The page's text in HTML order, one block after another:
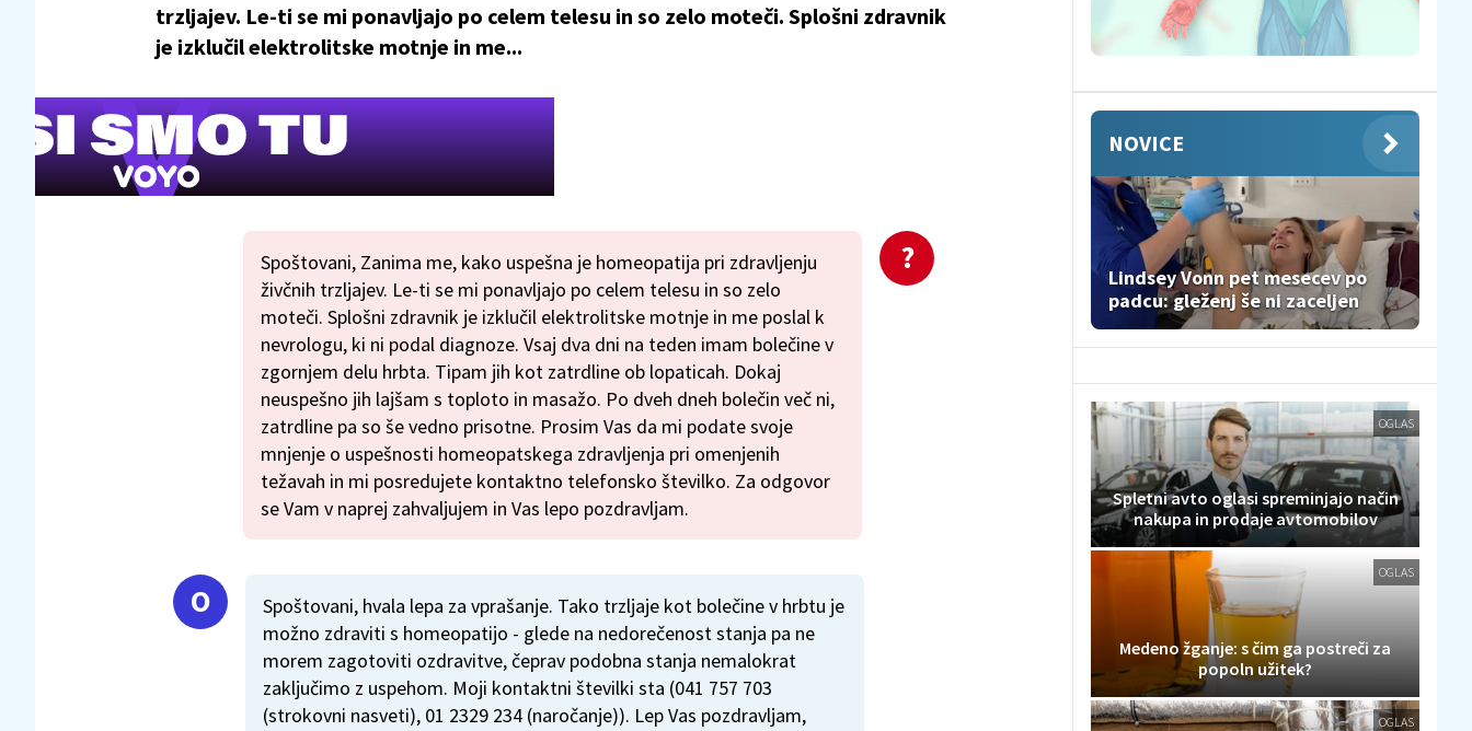
trzljajev. Le-ti se mi ponavljajo po celem telesu in so zelo moteči. Splošni zdravnik
je izklučil elektrolitske motnje in me...
Spoštovani, Zanima me, kako uspešna je homeopatija pri zdravljenju
živčnih trzljajev. Le-ti se mi ponavljajo po celem telesu in so zelo
moteči. Splošni zdravnik je izklučil elektrolitske motnje in me poslal k
nevrologu, ki ni podal diagnoze. Vsaj dva dni na teden imam bolečine v
zgornjem delu hrbta. Tipam jih kot zatrdline ob lopaticah. Dokaj
neuspešno jih lajšam s toploto in masažo. Po dveh dneh bolečin več ni,
zatrdline pa so še vedno prisotne. Prosim Vas da mi podate svoje
mnjenje o uspešnosti homeopatskega zdravljenja pri omenjenih
težavah in mi posredujete kontaktno telefonsko številko. Za odgovor
se Vam v naprej zahvaljujem in Vas lepo pozdravljam.
Spoštovani, hvala lepa za vprašanje. Tako trzljaje kot bolečine v hrbtu je
možno zdraviti s homeopatijo - glede na nedorečenost stanja pa ne
morem zagotoviti ozdravitve, čeprav podobna stanja nemalokrat
zaključimo z uspehom. Moji kontaktni številki sta (041 757 703
(strokovni nasveti), 01 2329 234 (naročanje)). Lep Vas pozdravljam,
NOVICE
Lindsey Vonn pet mesecev po
padcu: gleženj še ni zaceljen
OGLAS
Spletni avto oglasi spreminjajo način
nakupa in prodaje avtomobilov
OGLAS
Medeno žganje: s čim ga postreči za
popoln užitek?
OGLAS